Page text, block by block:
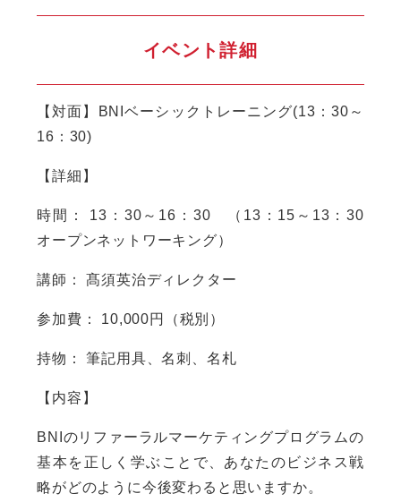
イベント詳細
【対面】BNIベーシックトレーニング(13：30～
16：30)
【詳細】
時間： 13：30～16：30 （13：15～13：30
オープンネットワーキング）
講師： 髙須英治ディレクター
参加費： 10,000円（税別）
持物： 筆記用具、名刺、名札
【内容】
BNIのリファーラルマーケティングプログラムの
基本を正しく学ぶことで、あなたのビジネス戦
略がどのように今後変わると思いますか。